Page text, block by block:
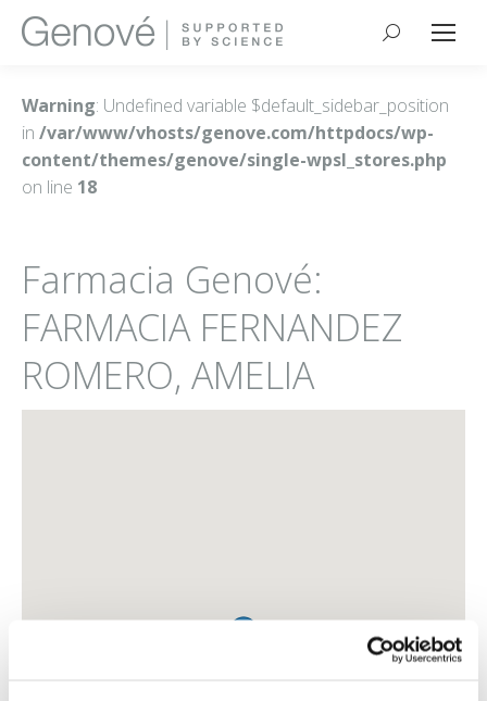
Buscar:
Warning: Undefined variable $default_sidebar_position
in /var/www/vhosts/genove.com/httpdocs/wp-
content/themes/genove/single-wpsl_stores.php
on line 18
Farmacia Genové:
FARMACIA FERNANDEZ
ROMERO, AMELIA